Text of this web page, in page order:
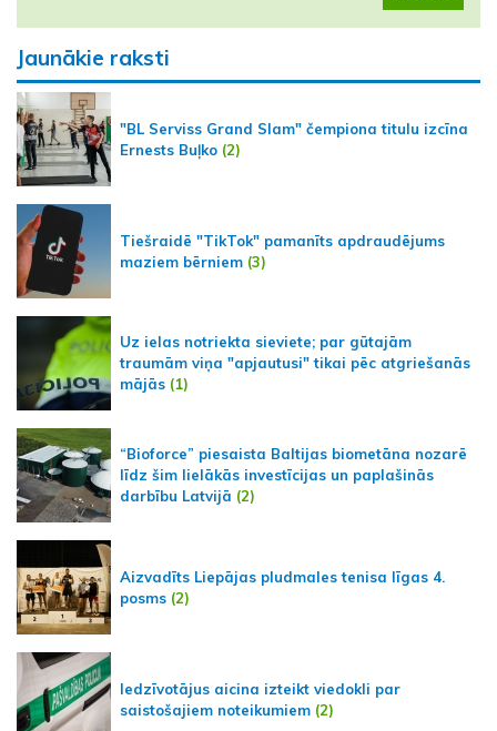
Jaunākie raksti
"BL Serviss Grand Slam" čempiona titulu izcīna
Ernests Buļko (2)
Tiešraidē "TikTok" pamanīts apdraudējums
maziem bērniem (3)
Uz ielas notriekta sieviete; par gūtajām
traumām viņa "apjautusi" tikai pēc atgriešanās
mājās (1)
“Bioforce” piesaista Baltijas biometāna nozarē
līdz šim lielākās investīcijas un paplašinās
darbību Latvijā (2)
Aizvadīts Liepājas pludmales tenisa līgas 4.
posms (2)
Iedzīvotājus aicina izteikt viedokli par
saistošajiem noteikumiem (2)